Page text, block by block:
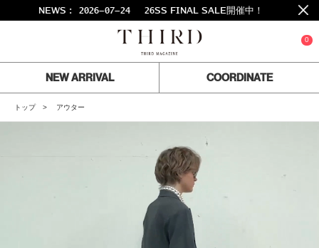
26SS FINAL SALE開催中！
0
NEW ARRIVAL COORDINATE
トップ アウター